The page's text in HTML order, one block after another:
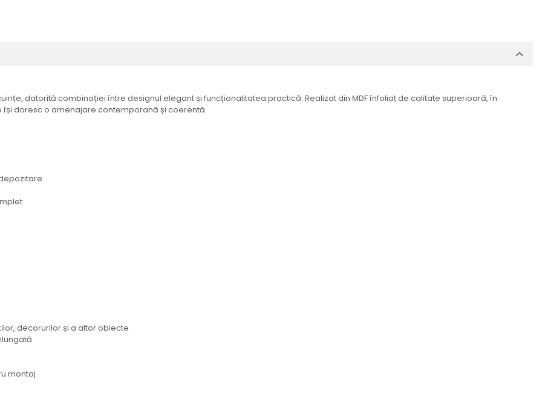
datorită combinației între designul elegant și funcționalitatea practică. Realizat din MDF înfoliat de calitate superioară, în
doresc o amenajare contemporană și coerentă.
decorurilor și a altor obiecte
montaj